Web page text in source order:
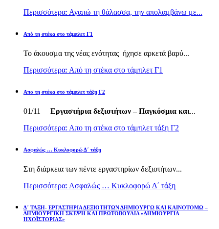
Περισσότερα: Αγαπώ τη θάλασσα, την απολαμβάνω με...
Από τη στέκα στο τάμπλετ Γ1
Το άκουσμα της νέας ενότητας ήχησε αρκετά βαρύ...
Περισσότερα: Από τη στέκα στο τάμπλετ Γ1
Απο τη στέκα στο τάμπλετ τάξη Γ2
01/11 Εργαστήρια δεξιοτήτων – Παγκόσμια και...
Περισσότερα: Απο τη στέκα στο τάμπλετ τάξη Γ2
Ασφαλώς … Κυκλοφορώ Δ΄ τάξη
Στη διάρκεια των πέντε εργαστηρίων δεξιοτήτων...
Περισσότερα: Ασφαλώς … Κυκλοφορώ Δ΄ τάξη
Δ΄ ΤΑΞΗ- ΕΡΓΑΣΤΗΡΙΑ ΔΕΞΙΟΤΗΤΩΝ ΔΗΜΙΟΥΡΓΩ ΚΑΙ ΚΑΙΝΟΤΟΜΩ –
ΔΗΜΙΟΥΡΓΙΚΗ ΣΚΕΨΗ ΚΑΙ ΠΡΩΤΟΒΟΥΛΙΑ «ΔΗΜΙΟΥΡΓΙΑ
ΗΧΟΪΣΤΟΡΙΑΣ»